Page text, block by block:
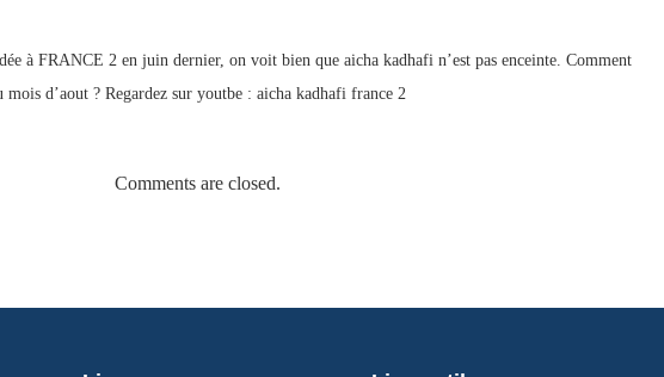
à FRANCE 2 en juin dernier, on voit bien que aicha kadhafi n’est pas enceinte. Comment
d’aout ? Regardez sur youtbe : aicha kadhafi france 2
Comments are closed.